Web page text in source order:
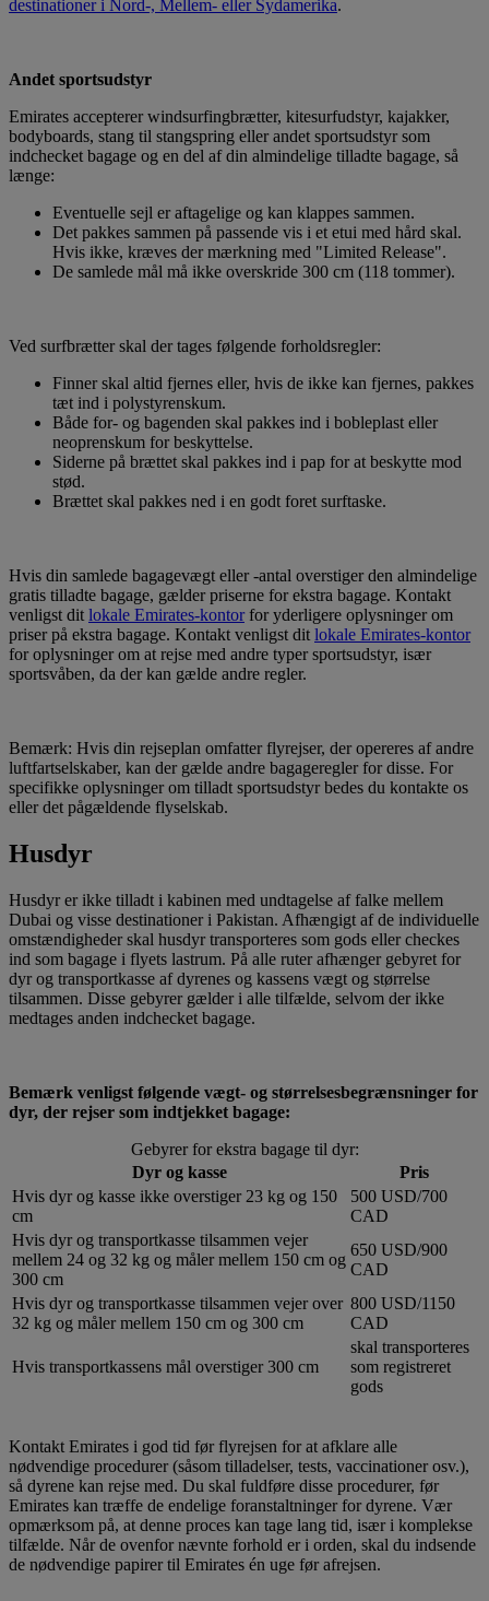
destinationer i Nord-, Mellem- eller Sydamerika.
Andet sportsudstyr
Emirates accepterer windsurfingbrætter, kitesurfudstyr, kajakker,
bodyboards, stang til stangspring eller andet sportsudstyr som
indchecket bagage og en del af din almindelige tilladte bagage, så
længe:
Eventuelle sejl er aftagelige og kan klappes sammen.
Det pakkes sammen på passende vis i et etui med hård skal.
Hvis ikke, kræves der mærkning med "Limited Release".
De samlede mål må ikke overskride 300 cm (118 tommer).
Ved surfbrætter skal der tages følgende forholdsregler:
Finner skal altid fjernes eller, hvis de ikke kan fjernes, pakkes
tæt ind i polystyrenskum.
Både for- og bagenden skal pakkes ind i bobleplast eller
neoprenskum for beskyttelse.
Siderne på brættet skal pakkes ind i pap for at beskytte mod
stød.
Brættet skal pakkes ned i en godt foret surftaske.
Hvis din samlede bagagevægt eller -antal overstiger den almindelige
gratis tilladte bagage, gælder priserne for ekstra bagage. Kontakt
venligst dit lokale Emirates-kontorfor yderligere oplysninger om
priser på ekstra bagage. Kontakt venligst dit lokale Emirates-kontor
for oplysninger om at rejse med andre typer sportsudstyr, især
sportsvåben, da der kan gælde andre regler.
Bemærk: Hvis din rejseplan omfatter flyrejser, der opereres af andre
luftfartselskaber, kan der gælde andre bagageregler for disse. For
specifikke oplysninger om tilladt sportsudstyr bedes du kontakte os
eller det pågældende flyselskab.
Husdyr
Husdyr er ikke tilladt i kabinen med undtagelse af falke mellem
Dubai og visse destinationer i Pakistan. Afhængigt af de individuelle
omstændigheder skal husdyr transporteres som gods eller checkes
ind som bagage i flyets lastrum. På alle ruter afhænger gebyret for
dyr og transportkasse af dyrenes og kassens vægt og størrelse
tilsammen. Disse gebyrer gælder i alle tilfælde, selvom der ikke
medtages anden indchecket bagage.
Bemærk venligst følgende vægt- og størrelsesbegrænsninger for
dyr, der rejser som indtjekket bagage:
Gebyrer for ekstra bagage til dyr:
Dyr og kasse
Pris
Hvis dyr og kasse ikke overstiger 23 kg og 150
cm
500 USD/700
CAD
Hvis dyr og transportkasse tilsammen vejer
mellem 24 og 32 kg og måler mellem 150 cm og
300 cm
650 USD/900
CAD
Hvis dyr og transportkasse tilsammen vejer over
32 kg og måler mellem 150 cm og 300 cm
800 USD/1150
CAD
Hvis transportkassens mål overstiger 300 cm
skal transporteres
som registreret
gods
Kontakt Emirates i god tid før flyrejsen for at afklare alle
nødvendige procedurer (såsom tilladelser, tests, vaccinationer osv.),
så dyrene kan rejse med. Du skal fuldføre disse procedurer, før
Emirates kan træffe de endelige foranstaltninger for dyrene. Vær
opmærksom på, at denne proces kan tage lang tid, især i komplekse
tilfælde. Når de ovenfor nævnte forhold er i orden, skal du indsende
de nødvendige papirer til Emirates én uge før afrejsen.